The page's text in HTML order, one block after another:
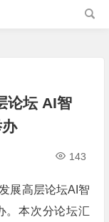
论坛 AI智
143
展高层论坛AI智
。本次分论坛汇